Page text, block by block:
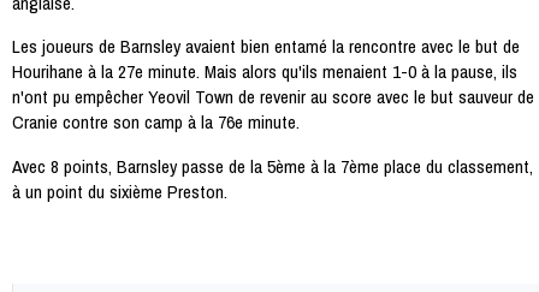
Les joueurs de Barnsley avaient bien entamé la rencontre avec le but de
Hourihane à la 27e minute. Mais alors qu'ils menaient 1-0 à la pause, ils
n'ont pu empêcher Yeovil Town de revenir au score avec le but sauveur de
Cranie contre son camp à la 76e minute.
Avec 8 points, Barnsley passe de la 5ème à la 7ème place du classement,
à un point du sixième Preston.